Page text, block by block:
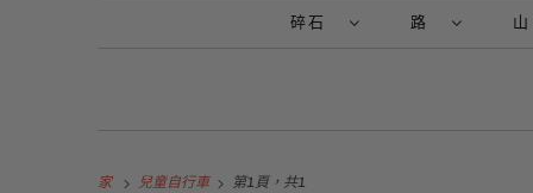
碎石 路
家 兒童自行車 第1頁，共1